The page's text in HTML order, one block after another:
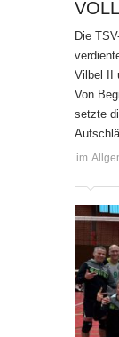
Die
Vilbel II
Von
setzte
im